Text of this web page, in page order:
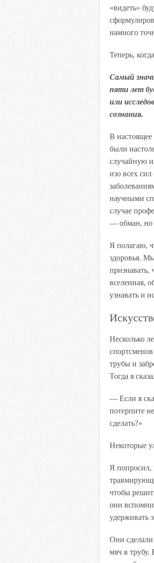
«видеть»
намного
Теперь,
Самый
пяти лет
или
сознания.
В настоящее
были
случайную
изо всех сил
научными
случае
— обман, но
Я полагаю,
здоровья.
признавать,
вселенная,
узнавать и
Несколько
трубы и
Тогда я
— Если я
потерпите
сделать?»
Некоторые
Я попросил,
чтобы
они
удерживать
Они сделали
мяч в трубу.